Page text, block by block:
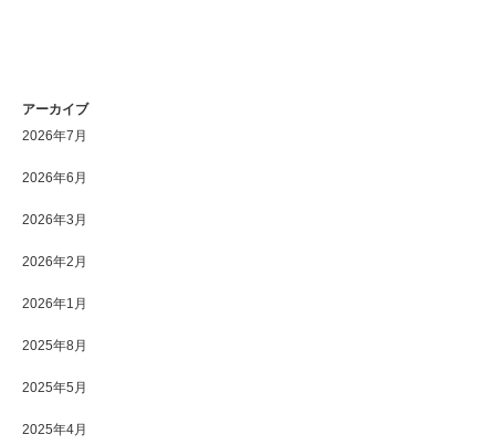
アーカイブ
2026年7月
2026年6月
2026年3月
2026年2月
2026年1月
2025年8月
2025年5月
2025年4月